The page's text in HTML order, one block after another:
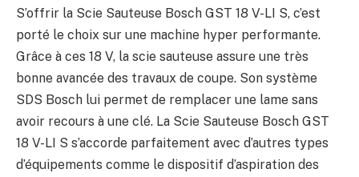
S’offrir la Scie Sauteuse Bosch GST 18 V-LI S, c’est
porté le choix sur une machine hyper performante.
Grâce à ces 18 V, la scie sauteuse assure une très
bonne avancée des travaux de coupe. Son système
SDS Bosch lui permet de remplacer une lame sans
avoir recours à une clé. La Scie Sauteuse Bosch GST
18 V-LI S s’accorde parfaitement avec d’autres types
d’équipements comme le dispositif d’aspiration des